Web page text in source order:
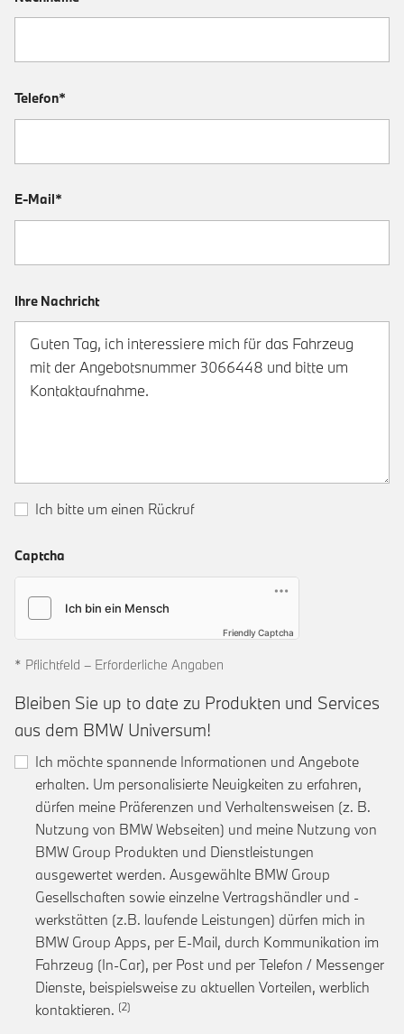
Telefon*
E-Mail*
Ihre Nachricht
Ich bitte um einen Rückruf
Captcha
Friendly Captcha
* Pflichtfeld – Erforderliche Angaben
Bleiben Sie up to date zu Produkten und Services
aus dem BMW Universum!
Ich möchte spannende Informationen und Angebote
erhalten. Um personalisierte Neuigkeiten zu erfahren,
dürfen meine Präferenzen und Verhaltensweisen (z. B.
Nutzung von BMW Webseiten) und meine Nutzung von
BMW Group Produkten und Dienstleistungen
ausgewertet werden. Ausgewählte BMW Group
Gesellschaften sowie einzelne Vertragshändler und -
werkstätten (z.B. laufende Leistungen) dürfen mich in
BMW Group Apps, per E-Mail, durch Kommunikation im
Fahrzeug (In-Car), per Post und per Telefon / Messenger
Dienste, beispielsweise zu aktuellen Vorteilen, werblich
kontaktieren. Link zur Fußnote: Einwilligung zur